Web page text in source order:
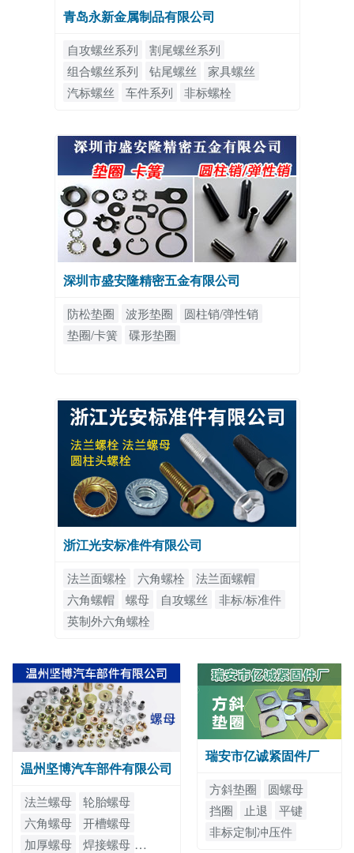
青岛永新金属制品有限公司
自攻螺丝系列
割尾螺丝系列
组合螺丝系列
钻尾螺丝
家具螺丝
汽标螺丝
车件系列 非标螺栓
深圳市盛安隆精密五金有限公司
防松垫圈 波形垫圈
圆柱销/弹性销
垫圈/卡簧
碟形垫圈
浙江光安标准件有限公司
法兰面螺栓 六角螺栓
法兰面螺帽
六角螺帽
螺母 自攻螺丝
非标/标准件
英制外六角螺栓
温州坚博汽车部件有限公司
法兰螺母
轮胎螺母
六角螺母
开槽螺母
加厚螺母
焊接螺母
瑞安市亿诚紧固件厂
方斜垫圈
圆螺母
挡圈
止退
平键
非标定制冲压件